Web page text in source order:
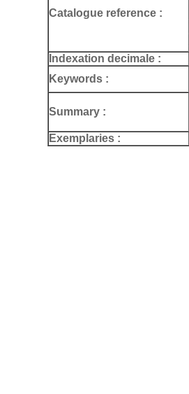
Catalogue reference :
Indexation decimale :
Keywords :
Summary :
Exemplaries :